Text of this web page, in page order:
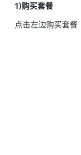
1)购买套餐
点击左边购买套餐